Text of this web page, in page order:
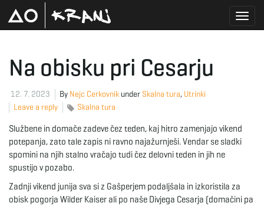
Na obisku pri Cesarju
12. 7. 2023 By Nejc Cerkovnik under Skalna tura, Utrinki
Leave a reply
Skalna tura
Službene in domače zadeve čez teden, kaj hitro zamenjajo vikend
potepanja, zato tale zapis ni ravno najažurnješi. Vendar se sladki
spomini na njih stalno vračajo tudi čez delovni teden in jih ne
spustijo v pozabo.
Zadnji vikend junija sva si z Gašperjem podaljšala in izkoristila za
obisk pogorja Wilder Kaiser ali po naše Divjega Cesarja (domačini pa